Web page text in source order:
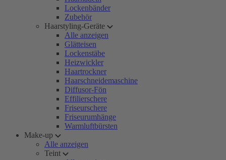
Lockenbänder
Zubehör
Haarstyling-Geräte
Alle anzeigen
Glätteisen
Lockenstäbe
Heizwickler
Haartrockner
Haarschneidemaschine
Diffusor-Fön
Effilierschere
Friseurschere
Friseurumhänge
Warmluftbürsten
Make-up
Alle anzeigen
Teint